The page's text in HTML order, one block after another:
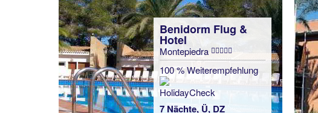
Benidorm Flug &
Hotel
Montepiedra
100 % Weiterempfehlung
7 Nächte, Ü, DZ